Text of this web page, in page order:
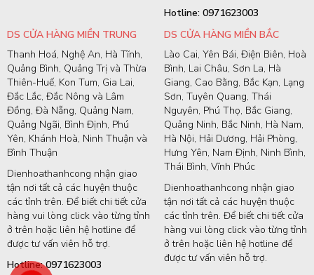
Hotline: 0971623003
DS CỬA HÀNG MIỀN TRUNG
Thanh Hoá, Nghệ An, Hà Tĩnh,
Quảng Bình, Quảng Trị và Thừa
Thiên-Huế, Kon Tum, Gia Lai,
Đắc Lắc, Đắc Nông và Lâm
Đồng, Đà Nẵng, Quảng Nam,
Quảng Ngãi, Bình Định, Phú
Yên, Khánh Hoà, Ninh Thuận và
Bình Thuận
Dienhoathanhcong nhận giao
tận nơi tất cả các huyện thuộc
các tỉnh trên. Để biết chi tiết cửa
hàng vui lòng click vào từng tỉnh
ở trên hoặc liên hệ hotline để
được tư vấn viên hỗ trợ.
Hotline: 0971623003
DS CỬA HÀNG MIỀN BẮC
Lào Cai, Yên Bái, Điện Biên, Hoà
Bình, Lai Châu, Sơn La, Hà
Giang, Cao Bằng, Bắc Kạn, Lạng
Sơn, Tuyên Quang, Thái
Nguyên, Phú Thọ, Bắc Giang,
Quảng Ninh, Bắc Ninh, Hà Nam,
Hà Nội, Hải Dương, Hải Phòng,
Hưng Yên, Nam Định, Ninh Bình,
Thái Bình, Vĩnh Phúc
Dienhoathanhcong nhận giao
tận nơi tất cả các huyện thuộc
các tỉnh trên. Để biết chi tiết cửa
hàng vui lòng click vào từng tỉnh
ở trên hoặc liên hệ hotline để
được tư vấn viên hỗ trợ.